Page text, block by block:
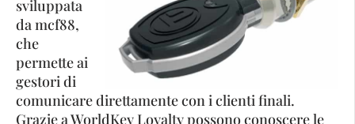
sviluppata
da mcf88,
che
permette ai
gestori di
comunicare direttamente con i clienti finali.
Grazie a WorldKey Loyalty possono conoscere le